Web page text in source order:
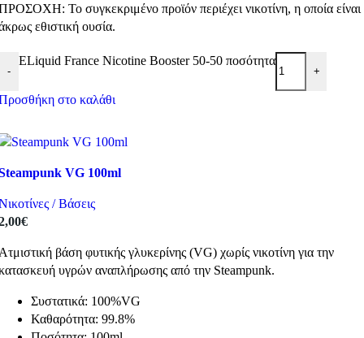
Το συγκεκριμένο προϊόν περιέχει νικοτίνη, η οποία είναι
εθιστική ουσία.
-
ELiquid France Nicotine Booster 50-50 ποσότητα
+
στο καλάθι
VG 100ml
/ Βάσεις
€
βάση φυτικής γλυκερίνης (VG) χωρίς νικοτίνη για την
υγρών αναπλήρωσης από την Steampunk.
Συστατικά: 100%VG
Καθαρότητα: 99.8%